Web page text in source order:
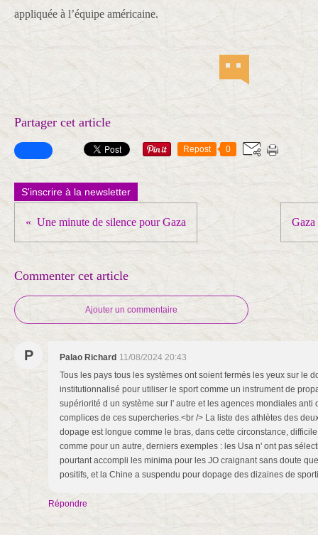
appliquée à l’équipe américaine.
Partager cet article
Repost 0
S'inscrire à la newsletter
Une minute de silence pour Gaza Gaza
Commenter cet article
Ajouter un commentaire
P Palao Richard 11/08/2024 20:43
Tous les pays tous les systèmes ont soient fermés les yeux sur le
institutionnalisé pour utiliser le sport comme un instrument de
supériorité d un système sur l' autre et les agences mondiales anti
complices de ces supercheries.<br /> La liste des athlètes des
dopage est longue comme le bras, dans cette circonstance,
comme pour un autre, derniers exemples : les Usa n' ont pas
pourtant accompli les minima pour les JO craignant sans doute
positifs, et la Chine a suspendu pour dopage des dizaines de
Répondre